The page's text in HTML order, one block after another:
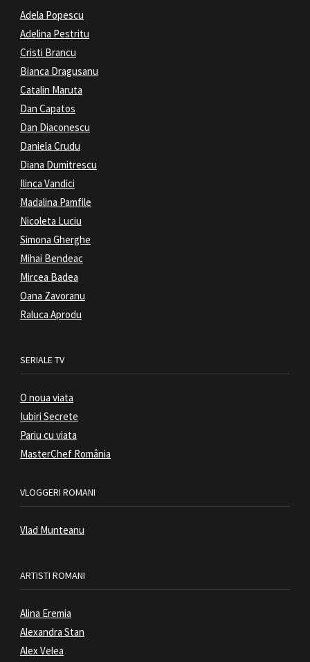
Adela Popescu
Adelina Pestritu
Cristi Brancu
Bianca Dragusanu
Catalin Maruta
Dan Capatos
Dan Diaconescu
Daniela Crudu
Diana Dumitrescu
Ilinca Vandici
Madalina Pamfile
Nicoleta Luciu
Simona Gherghe
Mihai Bendeac
Mircea Badea
Oana Zavoranu
Raluca Aprodu
SERIALE TV
O noua viata
Iubiri Secrete
Pariu cu viata
MasterChef România
VLOGGERI ROMANI
Vlad Munteanu
ARTISTI ROMANI
Alina Eremia
Alexandra Stan
Alex Velea